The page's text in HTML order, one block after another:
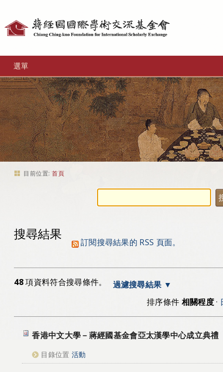
選單
目前位置: 首頁
搜尋結果
訂閱搜尋結果的 RSS 頁面。
48項資料符合搜尋條件。
過濾搜尋結果
排序條件 相關程度·
香港中文大學－蔣經國基金會亞太漢學中心成立典禮
目錄位置 活動